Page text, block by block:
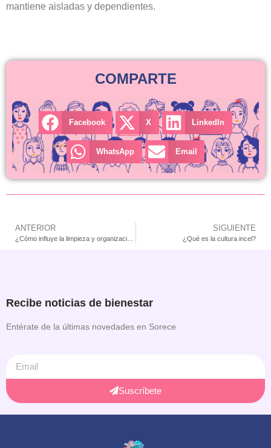
mantiene aisladas y dependientes.
COMPARTE
Facebook X LinkedIn
WhatsApp Email
ANTERIOR SIGUIENTE
¿Qué es la cultura incel?
Recibe noticias de bienestar
Entérate de la últimas novedades en Sorece
Suscríbete